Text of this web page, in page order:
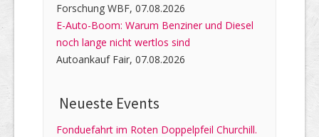
Forschung WBF, 07.08.2026
E-Auto-Boom: Warum Benziner und Diesel
noch lange nicht wertlos sind
Autoankauf Fair, 07.08.2026
Neueste Events
Fonduefahrt im Roten Doppelpfeil Churchill.